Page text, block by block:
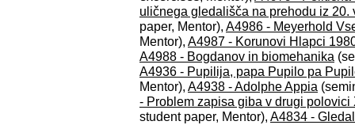
uličnega gledališča na prehodu iz 20.
paper, Mentor), A4986 - Meyerhold
Mentor), A4987 - Korunovi Hlapci
A4988 - Bogdanov in biomehanika
A4936 - Pupilija, papa Pupilo pa
Mentor), A4938 - Adolphe Appia
- Problem zapisa giba v drugi polovici
student paper, Mentor), A4834 -